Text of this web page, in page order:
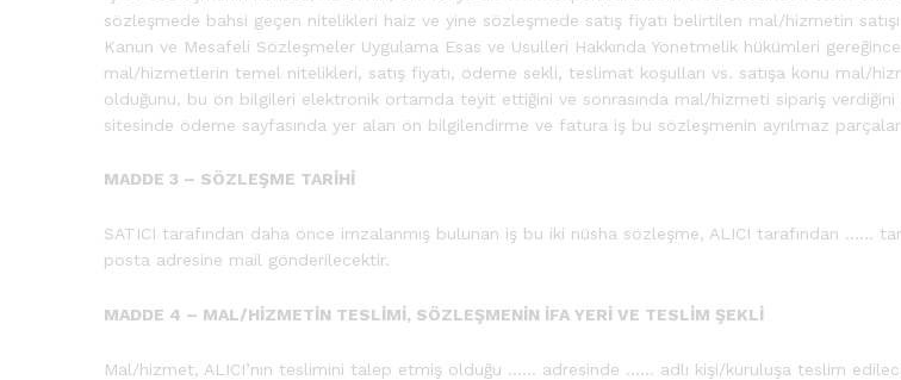
sözleşmede bahsi geçen nitelikleri haiz ve yine sözleşmede satış fiyatı belirtilen mal/hizmetin
Kanun ve Mesafeli Sözleşmeler Uygulama Esas ve Usulleri Hakkında Yönetmelik hükümleri
mal/hizmetlerin temel nitelikleri, satış fiyatı, ödeme sekli, teslimat koşulları vs. satışa konu mal/
olduğunu, bu ön bilgileri elektronik ortamda teyit ettiğini ve sonrasında mal/hizmeti sipariş
sitesinde ödeme sayfasında yer alan ön bilgilendirme ve fatura iş bu sözleşmenin ayrılmaz
MADDE 3 – SÖZLEŞME TARİHİ
SATICI tarafından daha önce imzalanmış bulunan iş bu iki nüsha sözleşme, ALICI tarafından ……
posta adresine mail gönderilecektir.
MADDE 4 – MAL/HİZMETİN TESLİMİ, SÖZLEŞMENİN İFA YERİ VE TESLİM ŞEKLİ
Mal/hizmet, ALICI’nın teslimini talep etmiş olduğu …… adresinde …… adlı kişi/kuruluşa teslim